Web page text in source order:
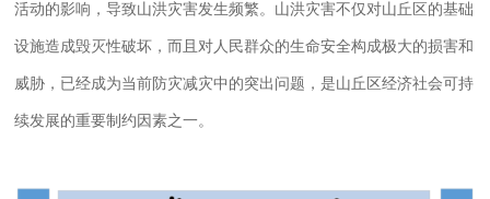
活动的影响，导致山洪灾害发生频繁。山洪灾害不仅对山丘区的基础
设施造成毁灭性破坏，而且对人民群众的生命安全构成极大的损害和
威胁，已经成为当前防灾减灾中的突出问题，是山丘区经济社会可持
续发展的重要制约因素之一。